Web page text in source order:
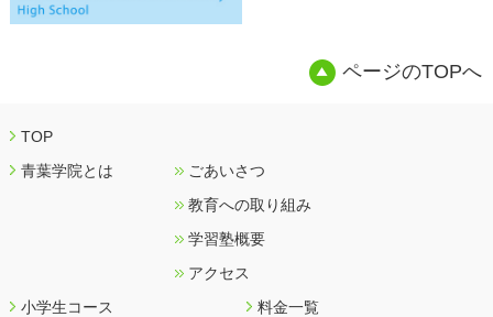
ページのTOPへ
TOP
青葉学院とは
ごあいさつ
教育への取り組み
学習塾概要
アクセス
小学生コース
料金一覧